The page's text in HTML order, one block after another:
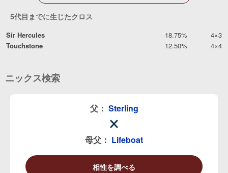
5代目までに生じたクロス
Sir Hercules 18.75%
4×3
Touchstone
12.50% 4×4
ニックス検索
父： Sterling
母父： Lifeboat
相性を調べる